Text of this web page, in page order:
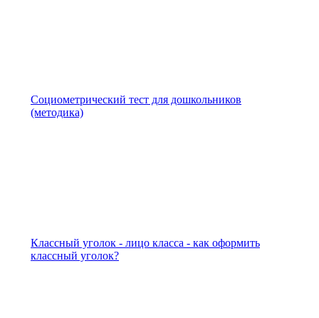
Социометрический тест для дошкольников
(методика)
Классный уголок - лицо класса - как оформить
классный уголок?